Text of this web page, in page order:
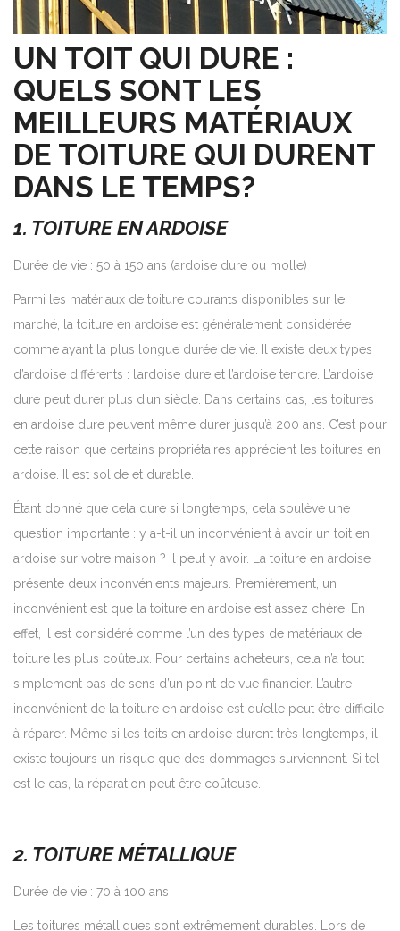
UN TOIT QUI DURE :
QUELS SONT LES
MEILLEURS MATÉRIAUX
DE TOITURE QUI DURENT
DANS LE TEMPS?
1. TOITURE EN ARDOISE
Durée de vie : 50 à 150 ans (ardoise dure ou molle)
Parmi les matériaux de toiture courants disponibles sur le
marché, la toiture en ardoise est généralement considérée
comme ayant la plus longue durée de vie. Il existe deux types
d’ardoise différents : l’ardoise dure et l’ardoise tendre. L’ardoise
dure peut durer plus d’un siècle. Dans certains cas, les toitures
en ardoise dure peuvent même durer jusqu’à 200 ans. C’est pour
cette raison que certains propriétaires apprécient les toitures en
ardoise. Il est solide et durable.
Étant donné que cela dure si longtemps, cela soulève une
question importante : y a-t-il un inconvénient à avoir un toit en
ardoise sur votre maison ? Il peut y avoir. La toiture en ardoise
présente deux inconvénients majeurs. Premièrement, un
inconvénient est que la toiture en ardoise est assez chère. En
effet, il est considéré comme l’un des types de matériaux de
toiture les plus coûteux. Pour certains acheteurs, cela n’a tout
simplement pas de sens d’un point de vue financier. L’autre
inconvénient de la toiture en ardoise est qu’elle peut être difficile
à réparer. Même si les toits en ardoise durent très longtemps, il
existe toujours un risque que des dommages surviennent. Si tel
est le cas, la réparation peut être coûteuse.
2. TOITURE MÉTALLIQUE
Durée de vie : 70 à 100 ans
Les toitures métalliques sont extrêmement durables. Lors de